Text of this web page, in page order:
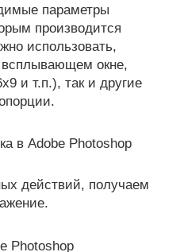
параметры
производится
использовать,
окне,
и т.п.), так и другие
действий, получаем